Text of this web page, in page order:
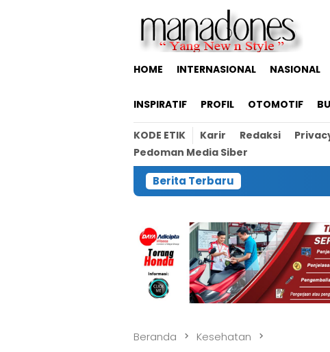
HOME INTERNASIONAL NASIONAL
INSPIRATIF PROFIL OTOMOTIF
KODE ETIK Karir Redaksi
Pedoman Media Siber
Berita Terbaru
Beranda Kesehatan